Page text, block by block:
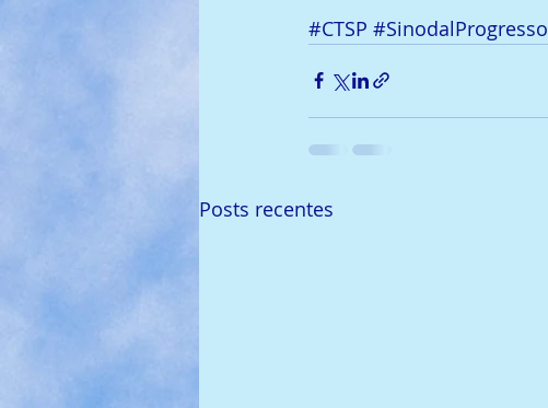
#CTSP #SinodalProgresso
Posts recentes